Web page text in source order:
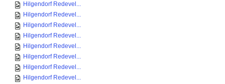
Hilgendorf Redevel...
Hilgendorf Redevel...
Hilgendorf Redevel...
Hilgendorf Redevel...
Hilgendorf Redevel...
Hilgendorf Redevel...
Hilgendorf Redevel...
Hilgendorf Redevel...